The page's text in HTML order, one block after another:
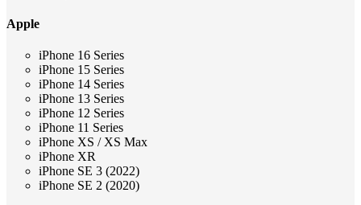
Apple
iPhone 16 Series
iPhone 15 Series
iPhone 14 Series
iPhone 13 Series
iPhone 12 Series
iPhone 11 Series
iPhone XS / XS Max
iPhone XR
iPhone SE 3 (2022)
iPhone SE 2 (2020)